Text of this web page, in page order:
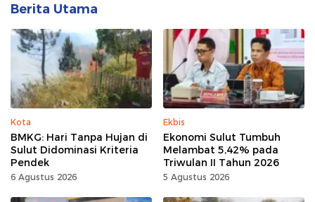
Berita Utama
Kota
BMKG: Hari Tanpa Hujan di
Sulut Didominasi Kriteria
Pendek
6 Agustus 2026
Ekbis
Ekonomi Sulut Tumbuh
Melambat 5,42% pada
Triwulan II Tahun 2026
5 Agustus 2026